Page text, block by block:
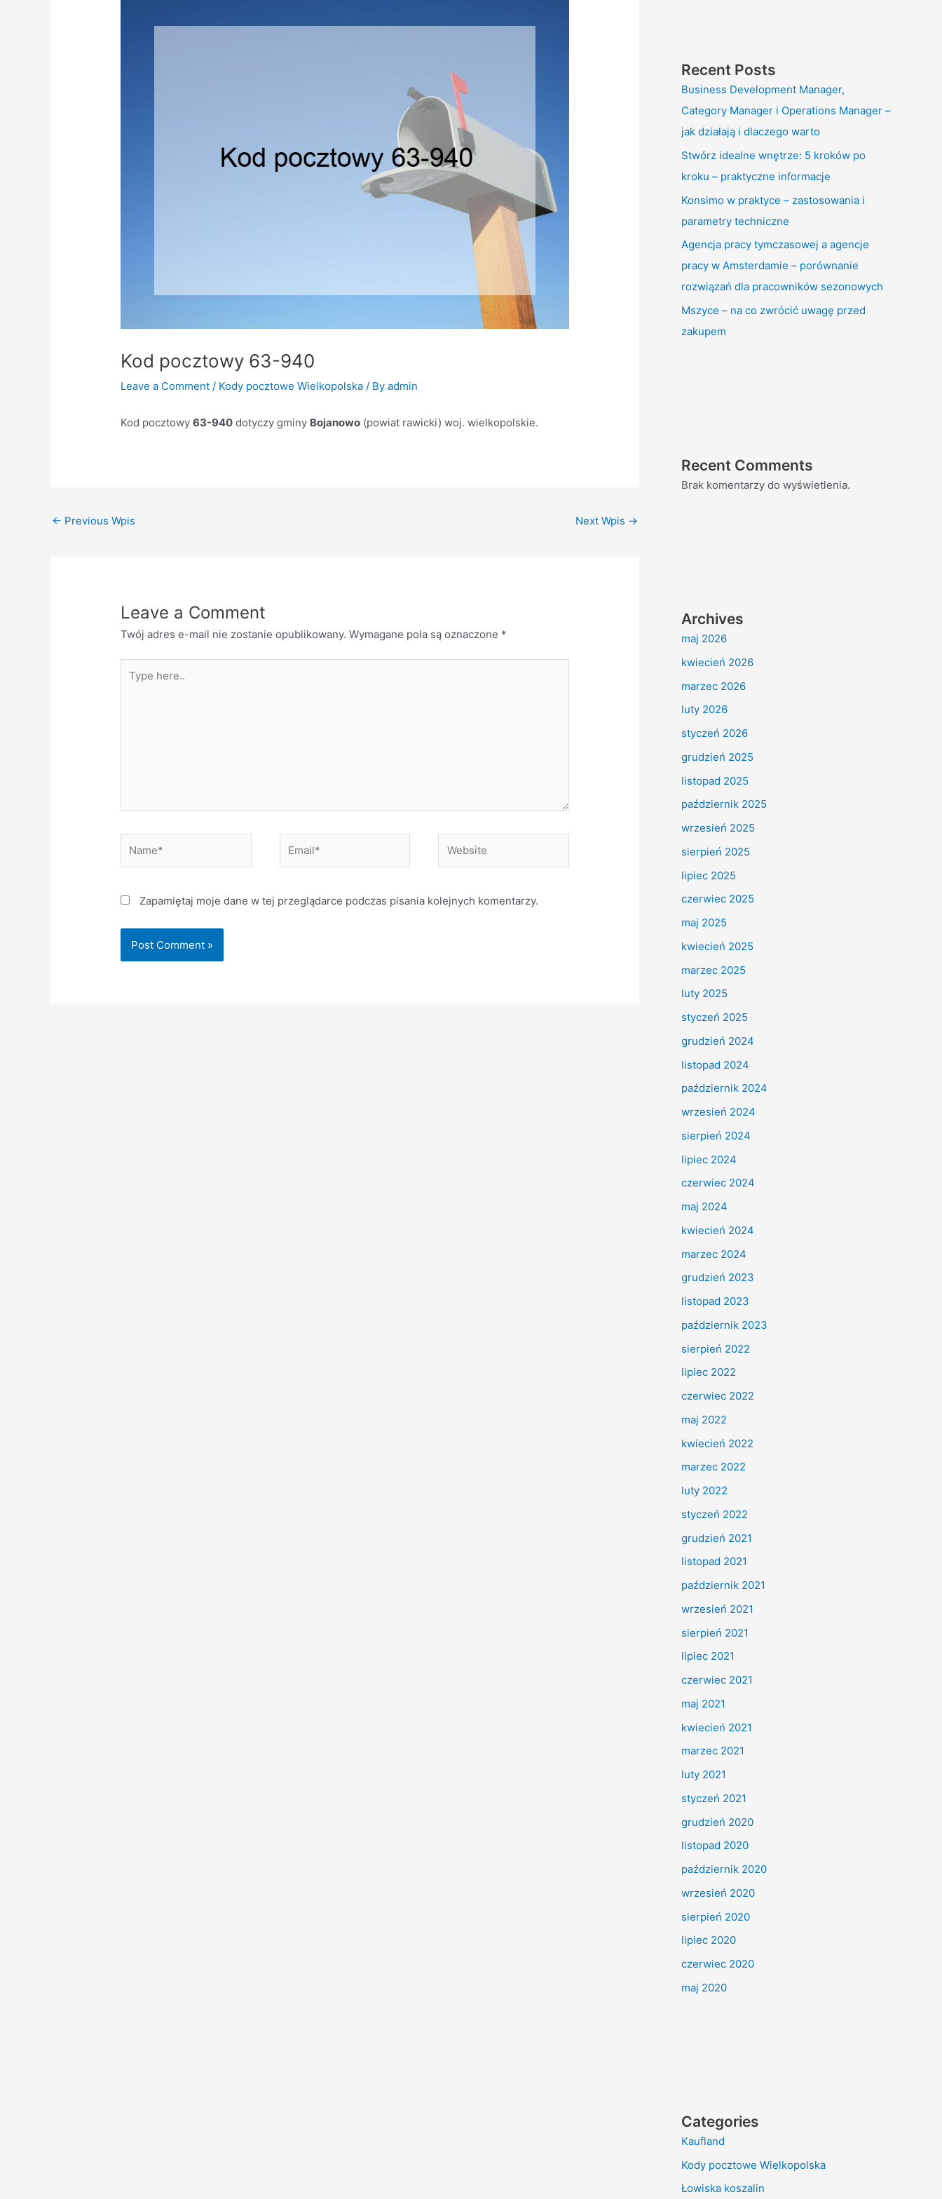
Kod pocztowy 63-940
Leave a Comment / Kody pocztowe Wielkopolska / Byadmin
Kod pocztowy63-940 dotyczy gminy Bojanowo (powiat rawicki) woj. wielkopolskie.
← Previous Wpis Next Wpis →
Leave a Comment
Twój adres e-mail nie zostanie opublikowany. Wymagane pola są oznaczone *
here..
Zapamiętaj moje dane w tej przeglądarce podczas pisania kolejnych komentarzy.
Recent Posts
Business Development Manager,
Category Manager i Operations Manager –
jak działają i dlaczego warto
Stwórz idealne wnętrze: 5 kroków po
kroku – praktyczne informacje
Konsimo w praktyce – zastosowania i
parametry techniczne
Agencja pracy tymczasowej a agencje
pracy w Amsterdamie – porównanie
rozwiązań dla pracowników sezonowych
Mszyce – na co zwrócić uwagę przed
zakupem
Recent Comments
Brak komentarzy do wyświetlenia.
Archives
maj 2026
kwiecień 2026
marzec 2026
luty 2026
styczeń 2026
grudzień 2025
listopad 2025
październik 2025
wrzesień 2025
sierpień 2025
lipiec 2025
czerwiec 2025
maj 2025
kwiecień 2025
marzec 2025
luty 2025
styczeń 2025
grudzień 2024
listopad 2024
październik 2024
wrzesień 2024
sierpień 2024
lipiec 2024
czerwiec 2024
maj 2024
kwiecień 2024
marzec 2024
grudzień 2023
listopad 2023
październik 2023
sierpień 2022
lipiec 2022
czerwiec 2022
maj 2022
kwiecień 2022
marzec 2022
luty 2022
styczeń 2022
grudzień 2021
listopad 2021
październik 2021
wrzesień 2021
sierpień 2021
lipiec 2021
czerwiec 2021
maj 2021
kwiecień 2021
marzec 2021
luty 2021
styczeń 2021
grudzień 2020
listopad 2020
październik 2020
wrzesień 2020
sierpień 2020
lipiec 2020
czerwiec 2020
maj 2020
Categories
Kaufland
Kody pocztowe Wielkopolska
Łowiska koszalin